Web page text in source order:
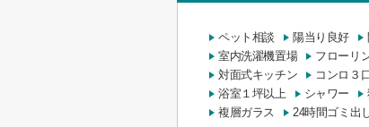
ペット相談 陽当り良好
室内洗濯機置場
フローリ
対面式キッチン
コンロ３
浴室１坪以上
シャワー
複層ガラス
24時間ゴミ出